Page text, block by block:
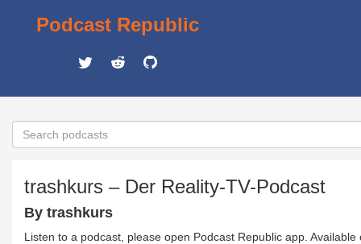
Podcast Republic
trashkurs – Der Reality-TV-Podcast
By trashkurs
Listen to a podcast, please open Podcast Republic app.